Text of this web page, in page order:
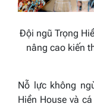
Đội ngũ Trọng
nâng cao kiến
Nỗ lực không
Hiền House và